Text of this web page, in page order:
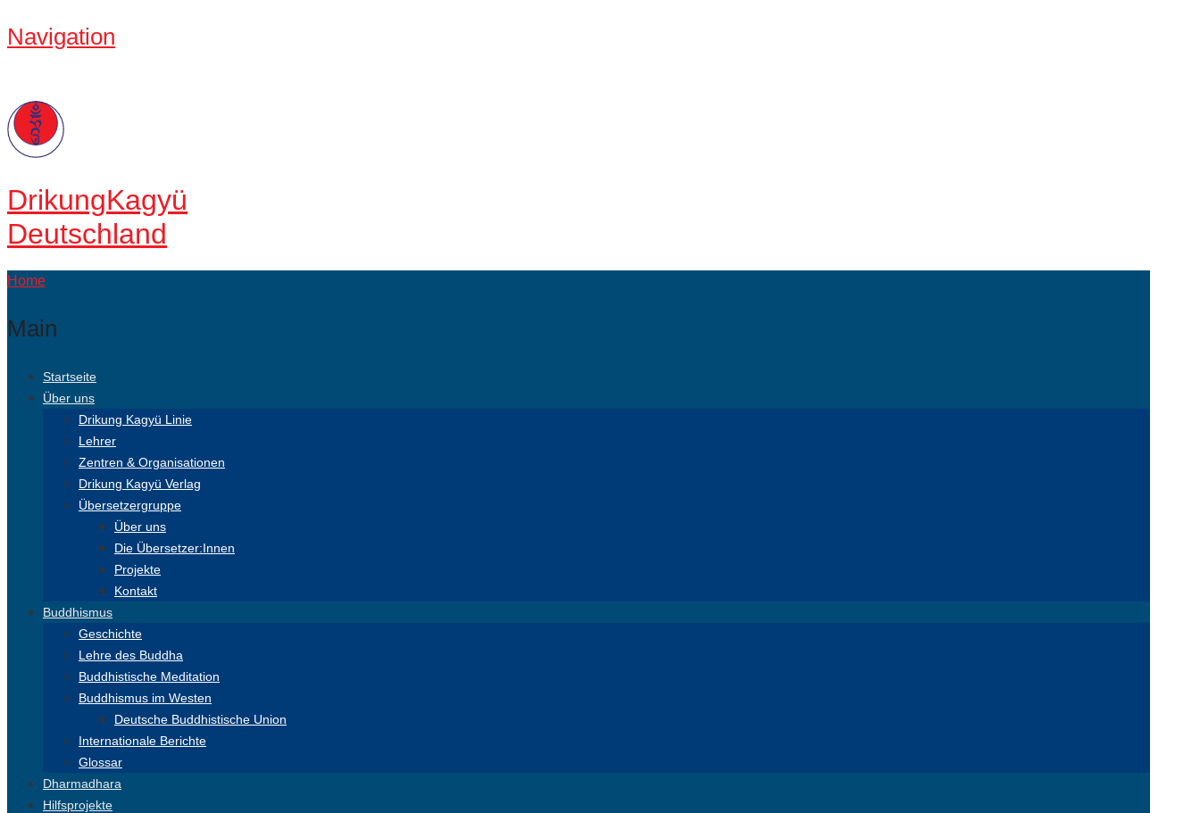
Navigation
DrikungKagyü
Deutschland
Home
Main
Startseite
Über uns
Drikung Kagyü Linie
Lehrer
Zentren & Organisationen
Drikung Kagyü Verlag
Übersetzergruppe
Über uns
Die Übersetzer:Innen
Projekte
Kontakt
Buddhismus
Geschichte
Lehre des Buddha
Buddhistische Meditation
Buddhismus im Westen
Deutsche Buddhistische Union
Internationale Berichte
Glossar
Dharmadhara
Hilfsprojekte